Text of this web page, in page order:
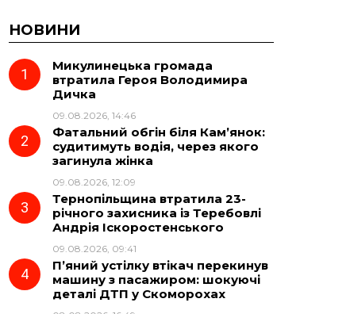
НОВИНИ
Микулинецька громада
втратила Героя Володимира
Дичка
09.08.2026, 14:46
Фатальний обгін біля Кам’янок:
судитимуть водія, через якого
загинула жінка
09.08.2026, 12:09
Тернопільщина втратила 23-
річного захисника із Теребовлі
Андрія Іскоростенського
09.08.2026, 09:41
П’яний устілку втікач перекинув
машину з пасажиром: шокуючі
деталі ДТП у Скоморохах